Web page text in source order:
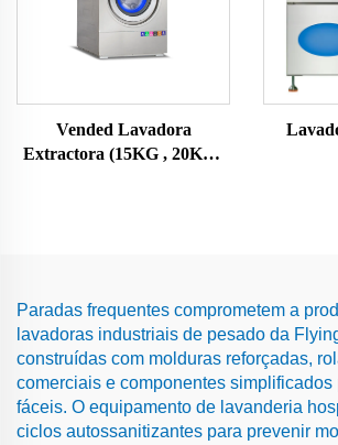
Vended Lavadora
Extractora (15KG , 20KG ,
Paradas frequentes comprometem a
lavadoras industriais de pesado da
construídas com molduras reforçadas,
comerciais e componentes simplificados
fáceis. O equipamento de lavanderia
ciclos autossanitizantes para prevenir